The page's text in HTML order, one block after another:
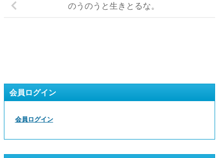
のうのうと生きとるな。
会員ログイン
会員ログイン